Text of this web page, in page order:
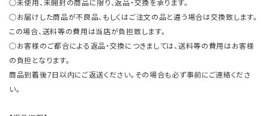
○未使用、未開封の商品に限り、返品・交換を承ります。
○お届けした商品が不良品、もしくはご注文の品と違う場合は交換致します。
この場合、送料等の費用は当店が負担致します。
○お客様のご都合による返品・交換につきましては、送料等の費用はお客様
の負担となります。
商品到着後7日以内にご返送ください。その場合も必ず事前にご連絡くださ
い。